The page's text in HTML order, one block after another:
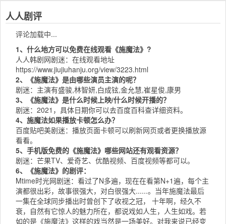
人人剧评
评论加载中...
1、什么地方可以免费在线观看《施魔法》?
人人韩剧网剧迷：在线观看地址
https://www.jiujiuhanju.org/view/3223.html
2、《施魔法》是由哪些演员主演的呢？
剧迷：主演有盛骏,林智妍,白成铉,金允慧,崔星俊,康男
3、《施魔法》是什么时候上映/什么时候开播的？
剧迷：2021，具体日期你可以去百度百科查详细资料。
4、施魔法如果播放卡顿怎么办？
百度贴吧美剧迷：播放页面卡顿可以刷新网页或者更换播放源
看看。
5、手机版免费的《施魔法》哪些网站还有观看资源？
剧迷： 芒果TV、 爱奇艺、 优酷视频、 百度视频等都可以。
6、《施魔法》的剧评：
Mtime时光网剧迷：看过了N多遍，现在在看第N+1遍，每个主
演都很出彩，故事很强大，对白很强大......。当年施魔法最后
一集在全球同步播出时曾创下了收视之冠， 十年啊，经久不
衰，自然有它惊人的魅力所在，都说戏如人生，人生如戏。若
如的是《施魔法》这样的戏当然是一场美好。对我来说已经变